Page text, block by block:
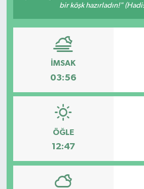
bir köşk hazırladın!"
İMSAK
03:56
ÖĞLE
12:47